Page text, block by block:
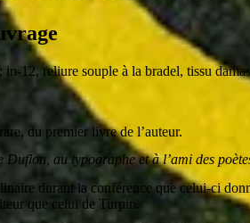
; in-12, reliure souple à la bradel, tissu
du premier livre de l’auteur.
Duflon, au typographe et à l’ami des
durant la conférence que celui-ci
que celui de Turpin.